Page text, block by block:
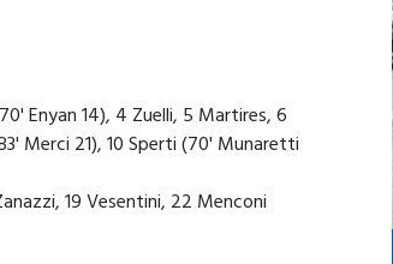
Enyan 14), 4 Zuelli, 5 Martires, 6
Merci 21), 10 Sperti (70' Munaretti
19 Vesentini, 22 Menconi